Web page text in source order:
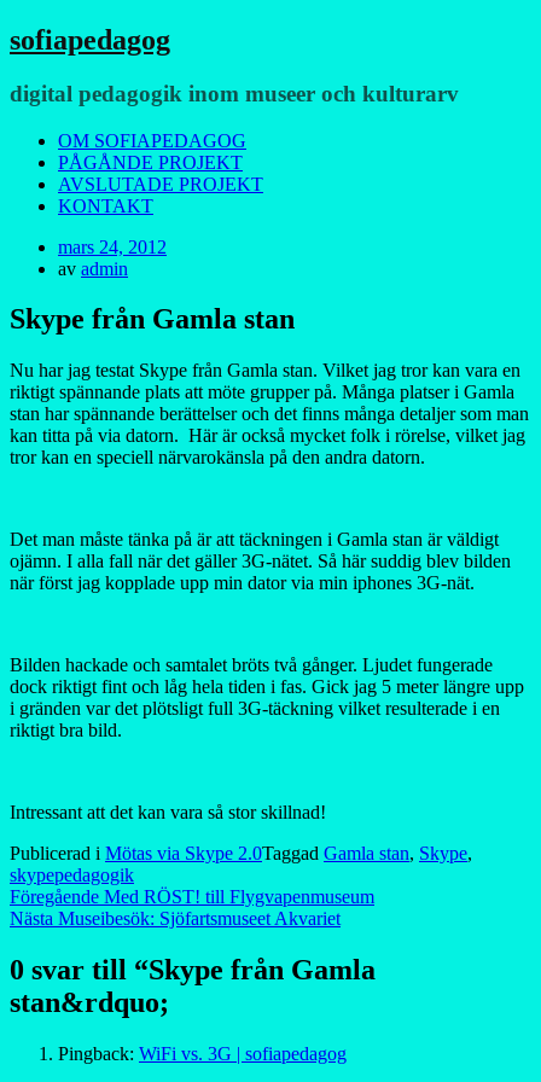
sofiapedagog
digital pedagogik inom museer och kulturarv
Meny
Hoppa
innehåll
OM SOFIAPEDAGOG
PÅGÅNDE PROJEKT
AVSLUTADE PROJEKT
KONTAKT
Publicerad
den
mars 24, 2012
av admin
Skype från Gamla stan
Nu har jag testat Skype från Gamla stan. Vilket jag tror kan vara en
riktigt spännande plats att möte grupper på. Många platser i Gamla
stan har spännande berättelser och det finns många detaljer som man
kan titta på via datorn. Här är också mycket folk i rörelse, vilket jag
tror kan en speciell närvarokänsla på den andra datorn.
Det man måste tänka på är att täckningen i Gamla stan är väldigt
ojämn. I alla fall när det gäller 3G-nätet. Så här suddig blev bilden
när först jag kopplade upp min dator via min iphones 3G-nät.
Bilden hackade och samtalet bröts två gånger. Ljudet fungerade
dock riktigt fint och låg hela tiden i fas. Gick jag 5 meter längre upp
i gränden var det plötsligt full 3G-täckning vilket resulterade i en
riktigt bra bild.
Intressant att det kan vara så stor skillnad!
Publicerad i Mötas via Skype 2.0Taggad Gamla stan, Skype,
skypepedagogik
Inläggsnavigering
Föregående Med RÖST! till Flygvapenmuseum
Nästa Museibesök: Sjöfartsmuseet Akvariet
0 svar till “Skype från Gamla
stan&rdquo;
Pingback: WiFi vs. 3G | sofiapedagog